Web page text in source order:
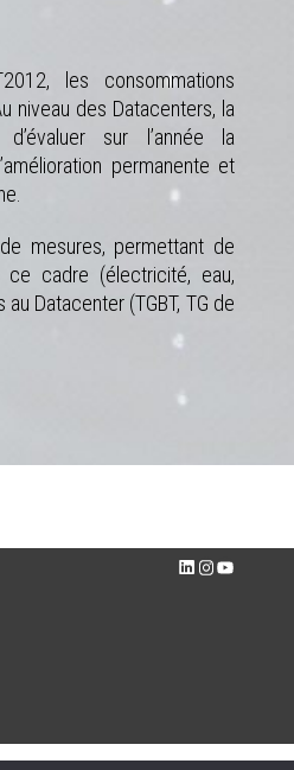
les consommations
niveau des Datacenters, la
sur l’année la
permanente et
mesures, permettant de
ce cadre (électricité, eau,
Datacenter (TGBT, TG de